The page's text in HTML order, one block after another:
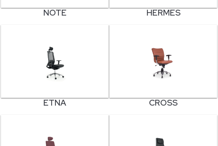
NOTE HERMES
ETNA CROSS